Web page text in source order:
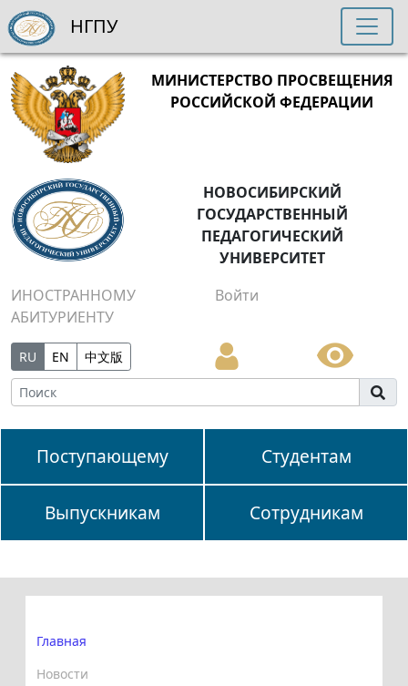
МИНИСТЕРСТВО ПРОСВЕЩЕНИЯ
РОССИЙСКОЙ ФЕДЕРАЦИИ
НОВОСИБИРСКИЙ
ГОСУДАРСТВЕННЫЙ
ПЕДАГОГИЧЕСКИЙ
УНИВЕРСИТЕТ
ИНОСТРАННОМУ
АБИТУРИЕНТУ
Войти
RU EN 中文版
Поступающему Студентам
Выпускникам Сотрудникам
НГПУ
Главная
Новости